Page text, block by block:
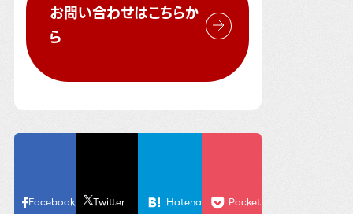
お問い合わせはこちらか
ら
Facebook Twitter Hatena Pocket